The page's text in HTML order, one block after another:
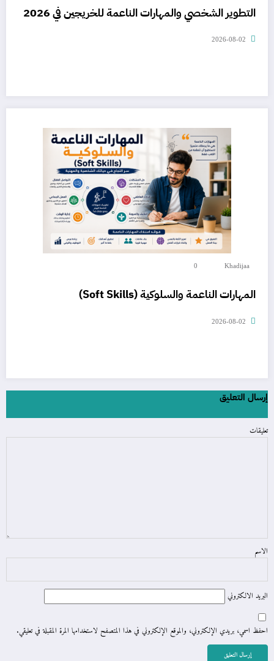
التطوير الشخصي والمهارات الناعمة للخريجين في 2026
2026-08-02
Khadijaa
0
المهارات الناعمة والسلوكية (Soft Skills)
2026-08-02
إرسال التعليق
تعليقات
الاسم
البريد الالكتروني
احفظ اسمي، بريدي الإلكتروني، والموقع الإلكتروني في هذا المتصفح لاستخدامها المرة المقبلة في تعليقي.